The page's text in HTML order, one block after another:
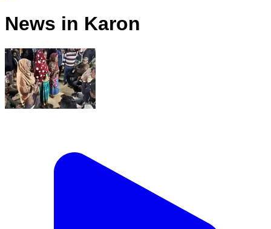
News in Karon